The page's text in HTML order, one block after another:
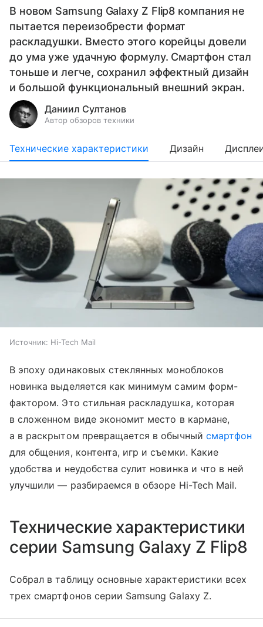
В новом Samsung Galaxy Z Flip8 компания не
пытается переизобрести формат
раскладушки. Вместо этого корейцы довели
до ума уже удачную формулу. Смартфон стал
тоньше и легче, сохранил эффектный дизайн
и большой функциональный внешний экран.
Даниил Султанов
Автор обзоров техники
Технические характеристики Дизайн
Источник: Hi-Tech Mail
В эпоху одинаковых стеклянных моноблоков
новинка выделяется как минимум самим форм-
фактором. Это стильная раскладушка, которая
в сложенном виде экономит место в кармане,
а в раскрытом превращается в обычный смартфон
для общения, контента, игр и съемки. Какие
удобства и неудобства сулит новинка и что в ней
улучшили — разбираемся в обзоре Hi-Tech Mail.
Технические характеристики
серии Samsung Galaxy Z Flip8
Собрал в таблицу основные характеристики всех
трех смартфонов серии Samsung Galaxy Z.